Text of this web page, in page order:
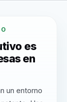
es
en
un entorno